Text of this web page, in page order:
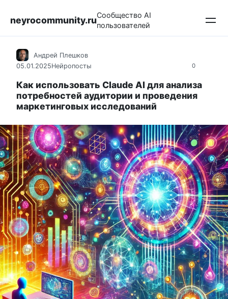
neyrocommunity.ruСообщество AI
пользователей
0
Андрей Плешков
05.01.2025Нейропосты
Как использовать Claude AI для анализа
потребностей аудитории и проведения
маркетинговых исследований